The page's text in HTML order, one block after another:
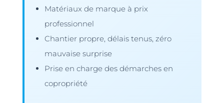
Matériaux de marque à prix
professionnel
Chantier propre, délais tenus, zéro
mauvaise surprise
Prise en charge des démarches en
copropriété